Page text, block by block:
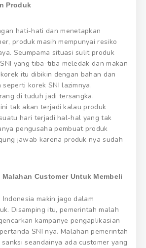
Produk
hati-hati dan menetapkan
produk masih mempunyai resiko
Seumpama situasi sulit produk
yang tiba-tiba meledak dan makan
itu dibikin dengan bahan dan
korek SNI lazimnya,
di tuduh jadi tersangka.
tak akan terjadi kalau produk
suatu hari terjadi hal-hal yang tak
pengusaha pembuat produk
jawab karena produk nya sudah
Customer Untuk Membeli
makin jago dalam
Disamping itu, pemerintah malah
kampanye pengaplikasian
SNI nya. Malahan pemerintah
seandainya ada customer yang